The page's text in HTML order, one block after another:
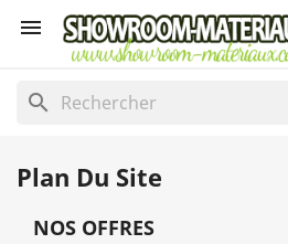

search
Plan Du Site
NOS OFFRES